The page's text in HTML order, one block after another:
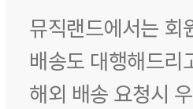
뮤직랜드에서는 회
배송도 대행해드리
해외 배송 요청시